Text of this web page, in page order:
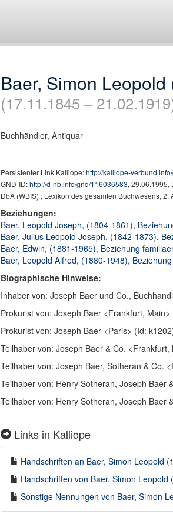
Baer, Simon
(17.11.1845 –
Buchhändler, Antiquar
Persistenter Link Kalliope:http://kalliope-
GND-ID:http://d-nb.info/gnd/116036583, 29.06.1995,
DbA (WBIS) ; Lexikon des gesamten Buchwesens, 2.
Beziehungen:
Baer, Leopold Joseph, (1804-1861),
Baer, Julius Leopold Joseph, (1842-1873),
Baer, Edwin, (1881-1965), Beziehung
Baer, Leopold Alfred, (1880-1948),
Biographische Hinweise:
Inhaber von: Joseph Baer und Co.,
Prokurist von: Joseph Baer <Frankfurt,
Prokurist von: Joseph Baer <Paris> (Id:
Teilhaber von: Joseph Baer & Co.
Teilhaber von: Joseph Baer, Sotheran & Co.
Teilhaber von: Henry Sotheran, Joseph Baer
Teilhaber von: Henry Sotheran, Joseph Baer
Links in Kalliope
Handschriften an Baer, Simon Leopold
Handschriften von Baer, Simon Leopold
Sonstige Nennungen von Baer, Simon